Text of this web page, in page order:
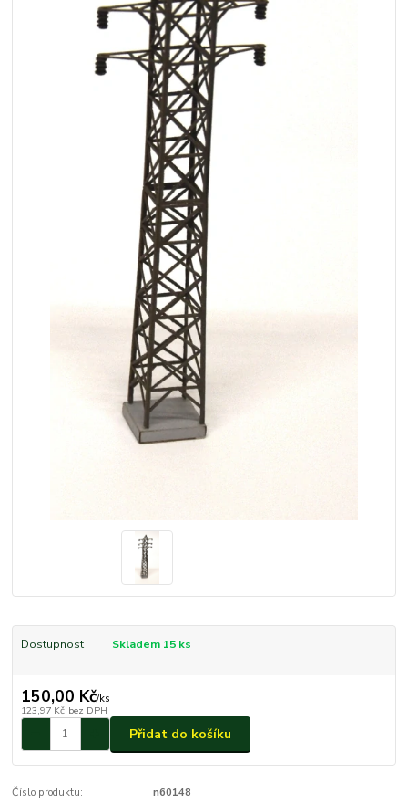
Dostupnost Skladem 15 ks
150,00 Kč/ks
123,97 Kč bez DPH
Přidat do košíku
Číslo produktu: n60148